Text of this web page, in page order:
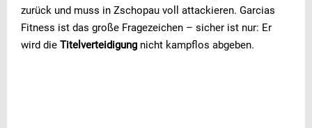
zurück und muss in Zschopau voll attackieren. Garcias
Fitness ist das große Fragezeichen – sicher ist nur: Er
wird die Titelverteidigung nicht kampflos abgeben.